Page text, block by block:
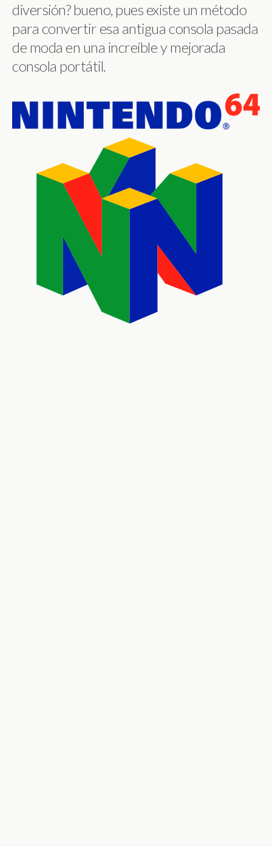
diversión? bueno, pues existe un método
para convertir esa antigua consola pasada
de moda en una increíble y mejorada
consola portátil.